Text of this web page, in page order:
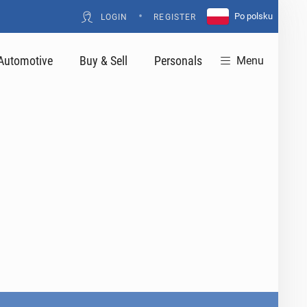
LOGIN • REGISTER Po polsku
Buy & Sell Personals Menu